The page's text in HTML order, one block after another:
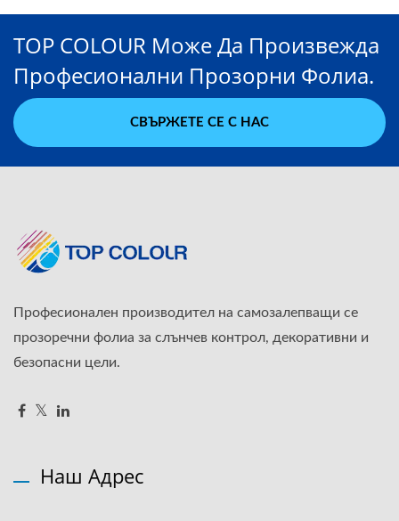
TOP COLOUR Може Да Произвежда
Професионални Прозорни Фолиа.
СВЪРЖЕТЕ СЕ С НАС
Професионален производител на самозалепващи се
прозоречни фолиа за слънчев контрол, декоративни и
безопасни цели.
Наш Адрес